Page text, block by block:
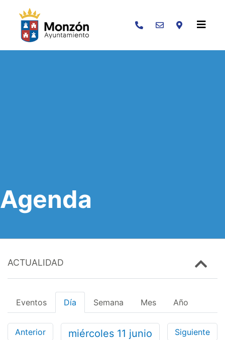
Buscar
Agenda
ACTUALIDAD
Eventos Día Semana Mes Año
Anterior miércoles 11 junio Siguiente